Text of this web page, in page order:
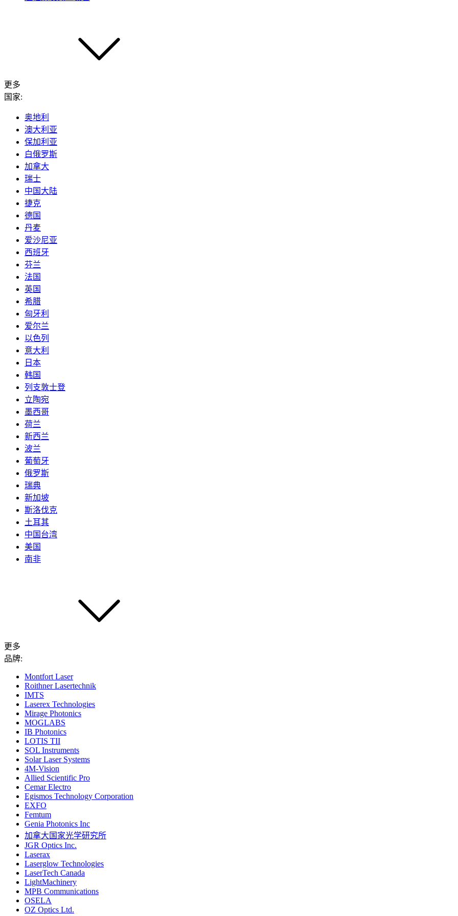
更多
国家:
奥地利
澳大利亚
保加利亚
白俄罗斯
加拿大
瑞士
中国大陆
捷克
德国
丹麦
爱沙尼亚
西班牙
芬兰
法国
英国
希腊
匈牙利
爱尔兰
以色列
意大利
日本
韩国
列支敦士登
立陶宛
墨西哥
荷兰
新西兰
波兰
葡萄牙
俄罗斯
瑞典
新加坡
斯洛伐克
土耳其
中国台湾
美国
南非
更多
品牌:
Montfort Laser
Roithner Lasertechnik
IMTS
Laserex Technologies
Mirage Photonics
MOGLABS
IB Photonics
LOTIS TII
SOL Instruments
Solar Laser Systems
4M-Vision
Allied Scientific Pro
Cemar Electro
Egismos Technology Corporation
EXFO
Femtum
Genia Photonics Inc
加拿大国家光学研究所
JGR Optics Inc.
Laserax
Laserglow Technologies
LaserTech Canada
LightMachinery
MPB Communications
OSELA
OZ Optics Ltd.